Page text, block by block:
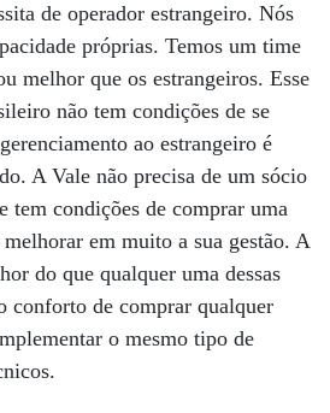
de operador estrangeiro. Nós
próprias. Temos um time
melhor que os estrangeiros. Esse
não tem condições de se
ao estrangeiro é
A Vale não precisa de um sócio
tem condições de comprar uma
em muito a sua gestão. A
do que qualquer uma dessas
conforto de comprar qualquer
o mesmo tipo de